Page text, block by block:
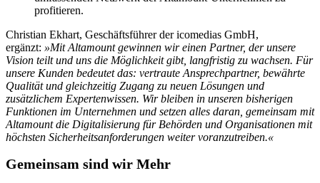
profitieren.
Christian Ekhart, Geschäftsführer der icomedias GmbH,
ergänzt: »Mit Altamount gewinnen wir einen Partner, der unsere
Vision teilt und uns die Möglichkeit gibt, langfristig zu wachsen. Für
unsere Kunden bedeutet das: vertraute Ansprechpartner, bewährte
Qualität und gleichzeitig Zugang zu neuen Lösungen und
zusätzlichem Expertenwissen. Wir bleiben in unseren bisherigen
Funktionen im Unternehmen und setzen alles daran, gemeinsam mit
Altamount die Digitalisierung für Behörden und Organisationen mit
höchsten Sicherheitsanforderungen weiter voranzutreiben.«
Gemeinsam sind wir Mehr